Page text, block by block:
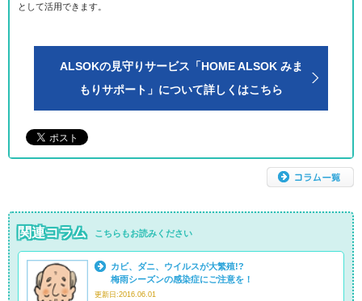
として活用できます。
ALSOKの見守りサービス「HOME ALSOK みま
もりサポート」について詳しくはこちら
関連コラム こちらもお読みください
カビ、ダニ、ウイルスが大繁殖!?
梅雨シーズンの感染症にご注意を！
更新日:2016.06.01